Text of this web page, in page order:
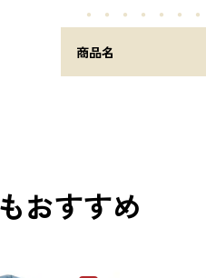
・・・・・ ・
商品名
おすすめ